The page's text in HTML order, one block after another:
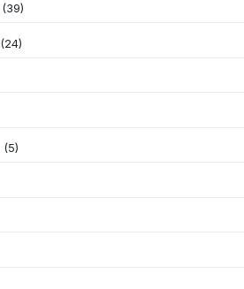
(39)
(24)
(5)